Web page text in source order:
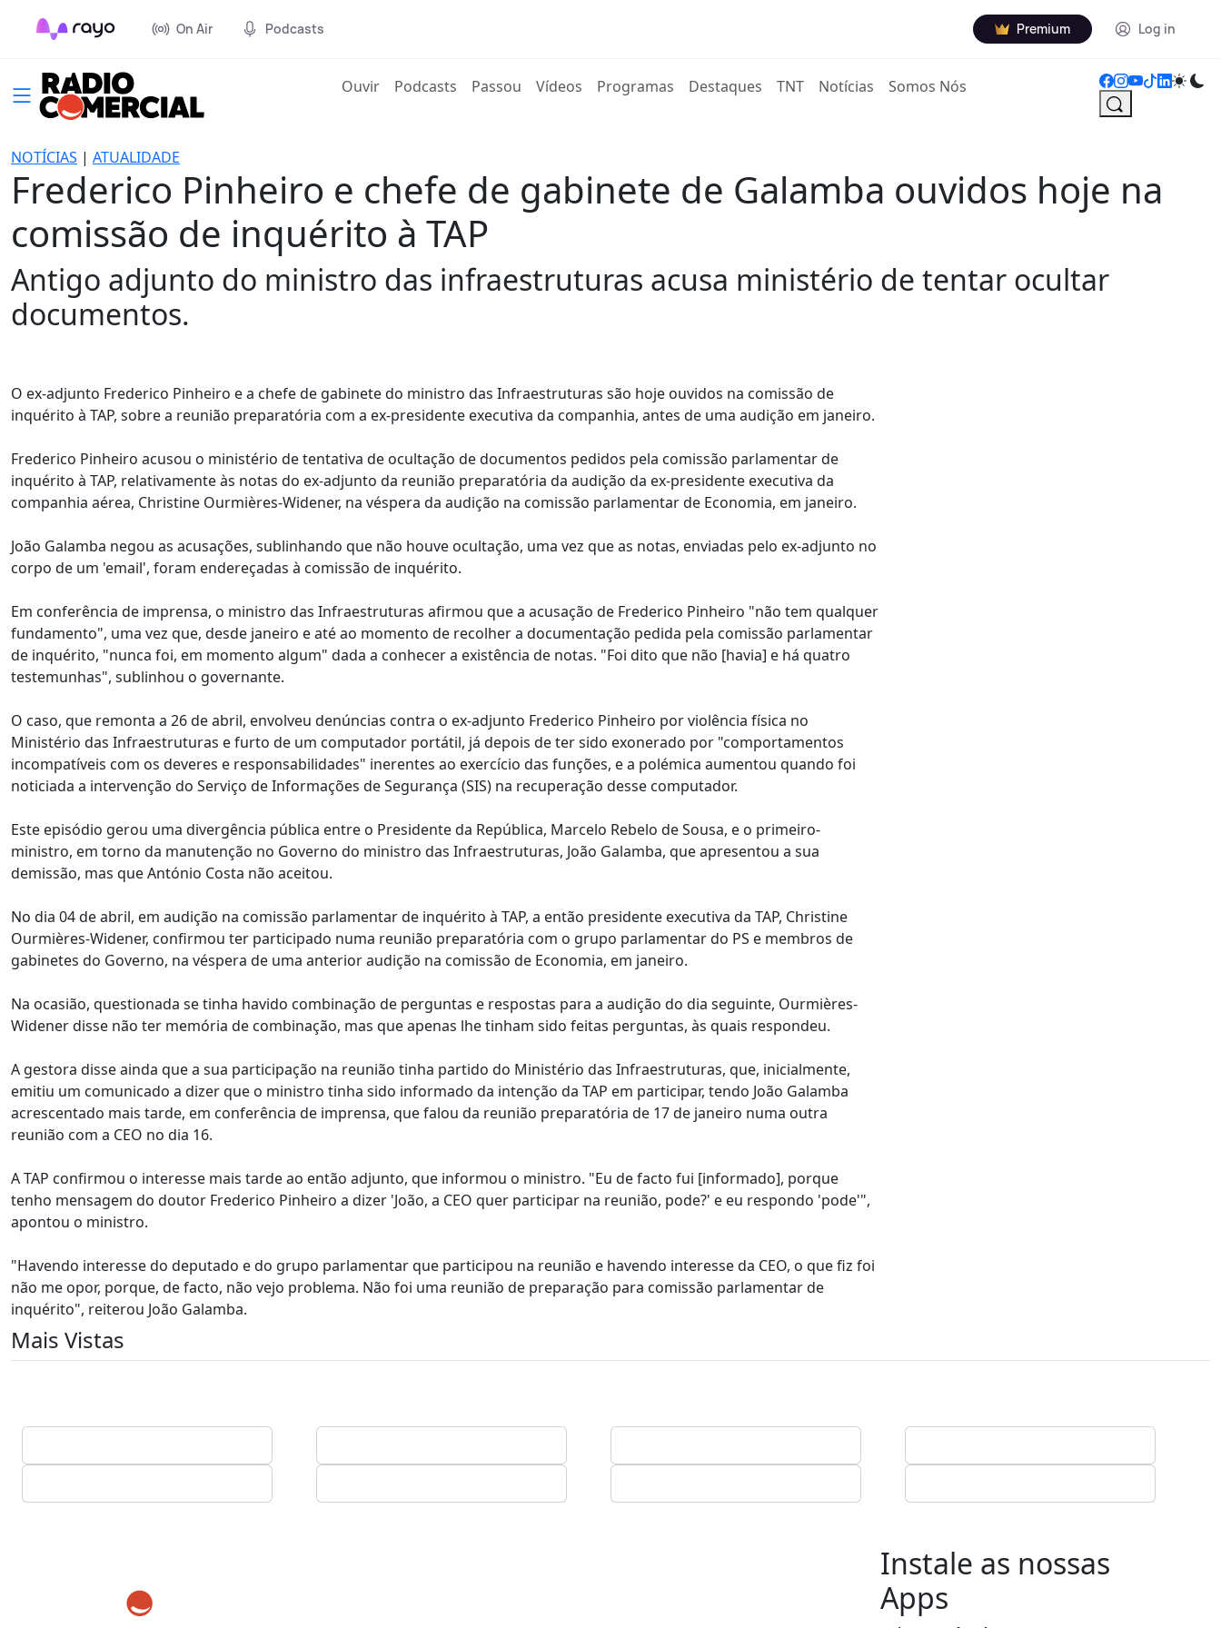
On Air Podcasts Premium Log in
Ouvir(current)
Podcasts Passou Vídeos Programas Destaques TNT Notícias Somos Nós
NOTÍCIAS | ATUALIDADE
Frederico Pinheiro e chefe de gabinete de Galamba ouvidos hoje na
comissão de inquérito à TAP
Antigo adjunto do ministro das infraestruturas acusa ministério de tentar ocultar
documentos.
O ex-adjunto Frederico Pinheiro e a chefe de gabinete do ministro das Infraestruturas são hoje ouvidos na comissão de
inquérito à TAP, sobre a reunião preparatória com a ex-presidente executiva da companhia, antes de uma audição em janeiro.
Frederico Pinheiro acusou o ministério de tentativa de ocultação de documentos pedidos pela comissão parlamentar de
inquérito à TAP, relativamente às notas do ex-adjunto da reunião preparatória da audição da ex-presidente executiva da
companhia aérea, Christine Ourmières-Widener, na véspera da audição na comissão parlamentar de Economia, em janeiro.
João Galamba negou as acusações, sublinhando que não houve ocultação, uma vez que as notas, enviadas pelo ex-adjunto no
corpo de um 'email', foram endereçadas à comissão de inquérito.
Em conferência de imprensa, o ministro das Infraestruturas afirmou que a acusação de Frederico Pinheiro "não tem qualquer
fundamento", uma vez que, desde janeiro e até ao momento de recolher a documentação pedida pela comissão parlamentar
de inquérito, "nunca foi, em momento algum" dada a conhecer a existência de notas. "Foi dito que não [havia] e há quatro
testemunhas", sublinhou o governante.
O caso, que remonta a 26 de abril, envolveu denúncias contra o ex-adjunto Frederico Pinheiro por violência física no
Ministério das Infraestruturas e furto de um computador portátil, já depois de ter sido exonerado por "comportamentos
incompatíveis com os deveres e responsabilidades" inerentes ao exercício das funções, e a polémica aumentou quando foi
noticiada a intervenção do Serviço de Informações de Segurança (SIS) na recuperação desse computador.
Este episódio gerou uma divergência pública entre o Presidente da República, Marcelo Rebelo de Sousa, e o primeiro-
ministro, em torno da manutenção no Governo do ministro das Infraestruturas, João Galamba, que apresentou a sua
demissão, mas que António Costa não aceitou.
No dia 04 de abril, em audição na comissão parlamentar de inquérito à TAP, a então presidente executiva da TAP, Christine
Ourmières-Widener, confirmou ter participado numa reunião preparatória com o grupo parlamentar do PS e membros de
gabinetes do Governo, na véspera de uma anterior audição na comissão de Economia, em janeiro.
Na ocasião, questionada se tinha havido combinação de perguntas e respostas para a audição do dia seguinte, Ourmières-
Widener disse não ter memória de combinação, mas que apenas lhe tinham sido feitas perguntas, às quais respondeu.
A gestora disse ainda que a sua participação na reunião tinha partido do Ministério das Infraestruturas, que, inicialmente,
emitiu um comunicado a dizer que o ministro tinha sido informado da intenção da TAP em participar, tendo João Galamba
acrescentado mais tarde, em conferência de imprensa, que falou da reunião preparatória de 17 de janeiro numa outra
reunião com a CEO no dia 16.
A TAP confirmou o interesse mais tarde ao então adjunto, que informou o ministro. "Eu de facto fui [informado], porque
tenho mensagem do doutor Frederico Pinheiro a dizer 'João, a CEO quer participar na reunião, pode?' e eu respondo 'pode'",
apontou o ministro.
"Havendo interesse do deputado e do grupo parlamentar que participou na reunião e havendo interesse da CEO, o que fiz foi
não me opor, porque, de facto, não vejo problema. Não foi uma reunião de preparação para comissão parlamentar de
inquérito", reiterou João Galamba.
Mais Vistas
Instale as nossas
Apps